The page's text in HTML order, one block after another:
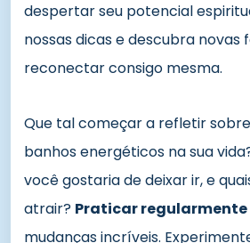
despertar seu potencial
nossas dicas e descubra novas
reconectar consigo mesma.
Que tal começar a refletir
banhos energéticos na sua
você gostaria de deixar ir, e
atrair? Praticar regularmente
mudanças incríveis.